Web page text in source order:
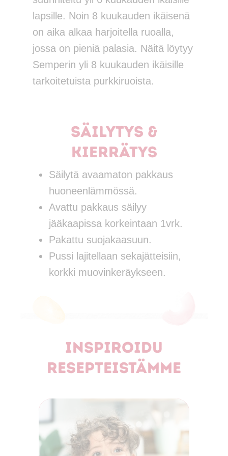
lapsille. Noin 8 kuukauden ikäisenä
on aika alkaa harjoitella ruoalla,
jossa on pieniä palasia. Näitä löytyy
Semperin yli 8 kuukauden ikäisille
tarkoitetuista purkkiruoista.
Säilytys &
kierrätys
Säilytä avaamaton pakkaus
huoneenlämmössä.
Avattu pakkaus säilyy
jääkaapissa korkeintaan 1vrk.
Pakattu suojakaasuun.
Pussi lajitellaan sekajätteisiin,
korkki muovinkeräykseen.
Inspiroidu
resepteistämme